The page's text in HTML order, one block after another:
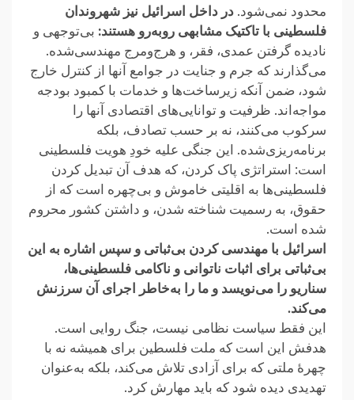
محدود نمی‌شود. در داخل اسرائیل نیز ‏شهروندان
فلسطینی با تاکتیک مشابهی روبه‌رو هستند: بی‌توجهی و
نادیده گرفتن عمدی، فقر، و ‏هرج‌ومرج مهندسی‌شده.
می‌گذارند که جرم و جنایت در جوامع آنها از کنترل خارج
شود، ضمن ‏آنکه زیرساخت‌ها و خدمات با کمبود بودجه
مواجه‌اند. ظرفیت و توانایی‌های اقتصادی آنها را
‏سرکوب می‌کنند، نه بر حسب تصادف، بلکه
برنامه‌ریزی‌شده. این جنگی علیه خودِ هویت ‏فلسطینی
است: استراتژی پاک کردن، که هدف آن تبدیل کردن
فلسطینی‌ها به اقلیتی خاموش و ‏بی‌چهره است که از
حقوق، به رسمیت شناخته شدن، و داشتن کشور محروم
شده است.‏
اسرائیل با مهندسی کردن بی‌ثباتی و سپس اشاره به این
بی‌ثباتی برای اثبات ناتوانی و ناکامی ‏فلسطینی‌ها،
سناریو را می‌نویسد و ما را به‌خاطر اجرای آن سرزنش
می‌کند.‏
این فقط سیاست نظامی نیست، جنگ روایی است.
هدفش این است که ملت فلسطین برای همیشه نه ‏با
چهرهٔ ملتی که برای آزادی تلاش می‌کند، بلکه به‌عنوان
تهدیدی دیده شود که باید مهارش کرد.‏